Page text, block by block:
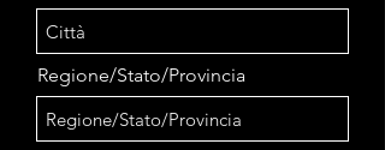
Regione/Stato/Provincia